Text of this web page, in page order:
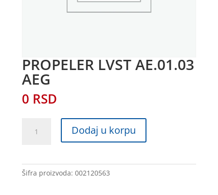
PROPELER LVST AE.01.03
AEG
0 RSD
količina
Dodaj u korpu
Šifra proizvoda: 002120563